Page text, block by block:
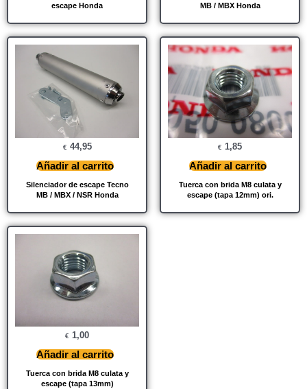
escape Honda
MB / MBX Honda
Silenciador de escape Tecno
MB / MBX / NSR Honda
€ 44,95
Añadir al carrito
Tuerca con brida M8 culata y
escape (tapa 12mm) ori.
€ 1,85
Añadir al carrito
Tuerca con brida M8 culata y
escape (tapa 13mm)
€ 1,00
Añadir al carrito